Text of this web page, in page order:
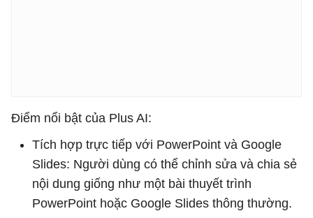
Điểm nổi bật của Plus AI:
Tích hợp trực tiếp với PowerPoint và Google
Slides: Người dùng có thể chỉnh sửa và chia sẻ
nội dung giống như một bài thuyết trình
PowerPoint hoặc Google Slides thông thường.